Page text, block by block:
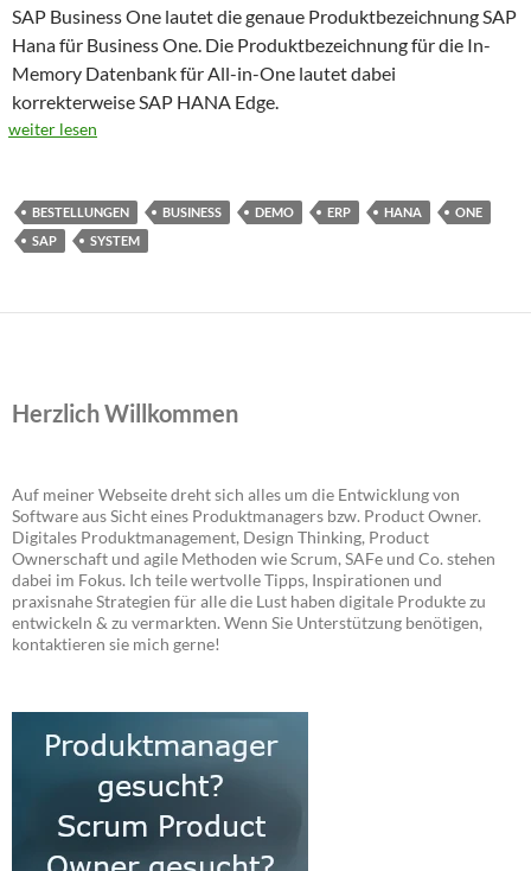
SAP Business One lautet die genaue Produktbezeichnung SAP
Hana für Business One. Die Produktbezeichnung für die In-
Memory Datenbank für All-in-One lautet dabei
korrekterweise SAP HANA Edge.
weiter lesen
BESTELLUNGEN BUSINESS DEMO ERP HANA
ONE
SAP
SYSTEM
Herzlich Willkommen
Auf meiner Webseite dreht sich alles um die Entwicklung von
Software aus Sicht eines Produktmanagers bzw. Product Owner.
Digitales Produktmanagement, Design Thinking, Product
Ownerschaft und agile Methoden wie Scrum, SAFe und Co. stehen
dabei im Fokus. Ich teile wertvolle Tipps, Inspirationen und
praxisnahe Strategien für alle die Lust haben digitale Produkte zu
entwickeln & zu vermarkten. Wenn Sie Unterstützung benötigen,
kontaktieren sie mich gerne!